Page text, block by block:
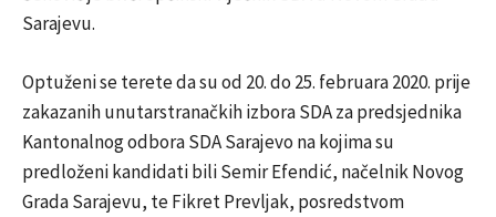
Sarajevu.
Optuženi se terete da su od 20. do 25. februara 2020. prije
zakazanih unutarstranačkih izbora SDA za predsjednika
Kantonalnog odbora SDA Sarajevo na kojima su
predloženi kandidati bili Semir Efendić, načelnik Novog
Grada Sarajevu, te Fikret Prevljak, posredstvom